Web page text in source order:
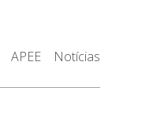
APEE Notícias